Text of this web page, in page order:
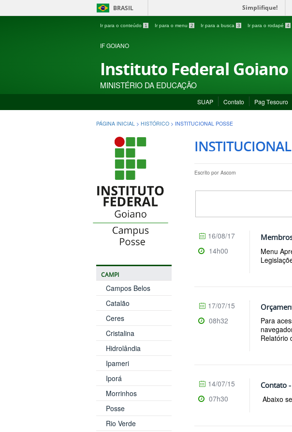
BRASIL Simplifique!
Ir para o conteúdo 1 Ir para o menu 2 Ir para a busca 3 Ir para o rodapé 4
IF GOIANO
Instituto Federal Goiano
MINISTÉRIO DA EDUCAÇÃO
SUAP Contato Pag Tesouro
PÁGINA INICIAL > HISTÓRICO > INSTITUCIONAL POSSE
CAMPI
Campos Belos
Catalão
Ceres
Cristalina
Hidrolândia
Ipameri
Iporá
Morrinhos
Posse
Rio Verde
INSTITUCIONAL
Escrito por Ascom
Menu
16/08/17
14h00
Para
Relatório
17/07/15
08h32
Contato
Abaixo
14/07/15
07h30